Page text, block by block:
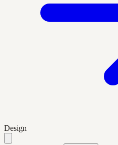
Design